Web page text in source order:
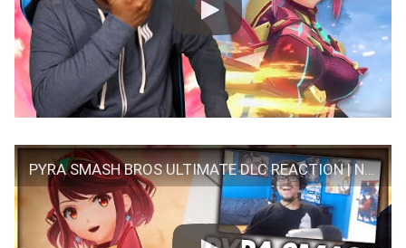
PYRA SMASH BROS ULTIMATE DLC REACTION | NINTENDO DIRECT